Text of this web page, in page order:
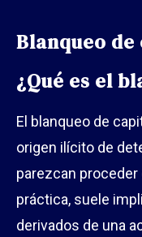
Blanqueo
¿Qué es el
El blanqueo de
origen ilícito de
parezcan proceder
práctica, suele
derivados de una